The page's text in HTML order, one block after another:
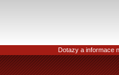
Dotazy a informace